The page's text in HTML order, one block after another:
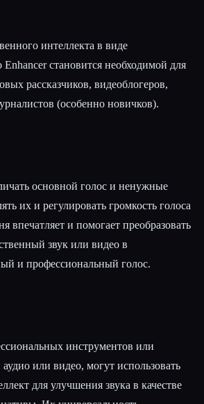
интеллекта в виде
становится необходимой для
рассказчиков, видеоблогеров,
(особенно новичков).
основной голос и ненужные
их и регулировать громкость голоса
впечатляет и помогает преобразовать
звук или видео в
и профессиональный голос.
инструментов или
аудио или видео, могут использовать
для улучшения звука в качестве